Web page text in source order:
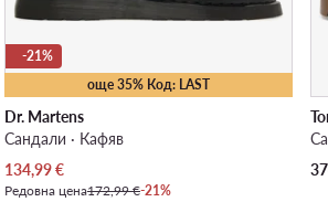
още 35% Код: LAST
-21%
Dr. Martens
Сандали · Кафяв
Актуална цена
134,99€
Редовна цена172,99 €-21%